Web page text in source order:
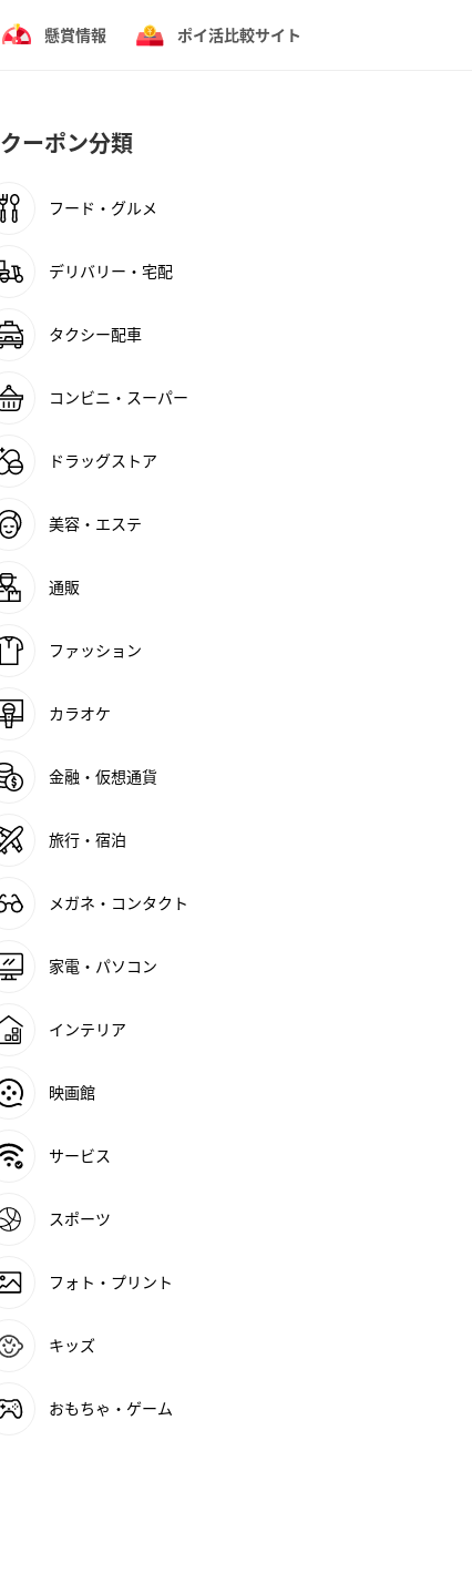
懸賞情報 ポイ活比較サイト
クーポン分類
フード・グルメ
デリバリー・宅配
タクシー配車
コンビニ・スーパー
ドラッグストア
美容・エステ
通販
ファッション
カラオケ
金融・仮想通貨
旅行・宿泊
メガネ・コンタクト
家電・パソコン
インテリア
映画館
サービス
スポーツ
フォト・プリント
キッズ
おもちゃ・ゲーム